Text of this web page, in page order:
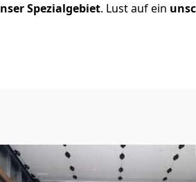
Spezialgebiet. Lust auf ein